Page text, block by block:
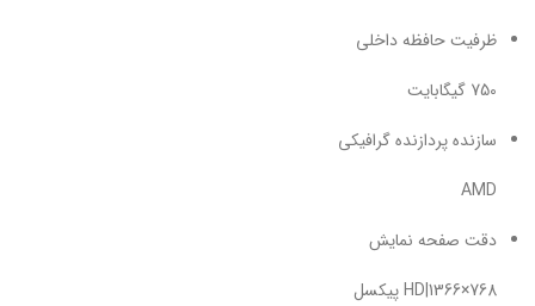
ظرفیت حافظه داخلی
750 گیگابایت
سازنده پردازنده گرافیکی
AMD
دقت صفحه نمایش
HD|1366×768 پیکسل